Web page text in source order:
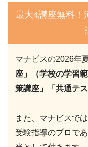
最大4講座無料！
マナビスの2026年
座」（学校の学習範
策講座」「共通テス
また、マナビスで
受験指導のプロで